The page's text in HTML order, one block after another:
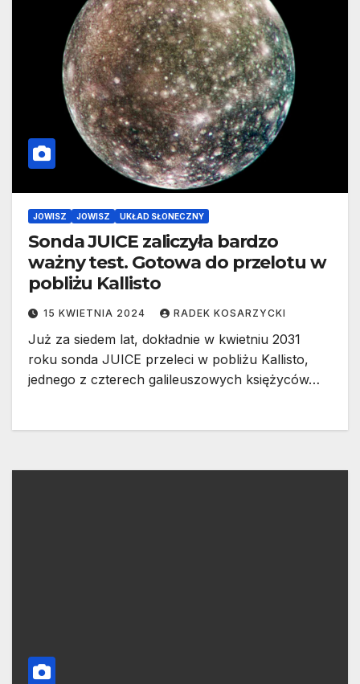
JOWISZ JOWISZ UKŁAD SŁONECZNY
Sonda JUICE zaliczyła bardzo
ważny test. Gotowa do przelotu w
pobliżu Kallisto
15 KWIETNIA 2024 RADEK KOSARZYCKI
Już za siedem lat, dokładnie w kwietniu 2031
roku sonda JUICE przeleci w pobliżu Kallisto,
jednego z czterech galileuszowych księżyców…